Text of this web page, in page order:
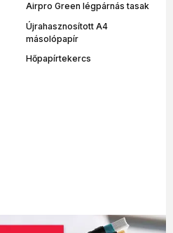
Airpro Green légpárnás tasak
Újrahasznosított A4
másolópapír
Hőpapírtekercs